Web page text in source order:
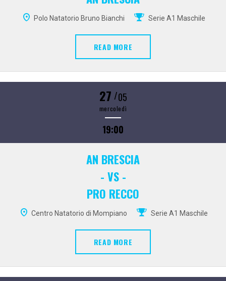
Polo Natatorio Bruno Bianchi Serie A1 Maschile
READ MORE
27 /05
mercoledì
19:00
AN BRESCIA
- VS -
PRO RECCO
Centro Natatorio di Mompiano Serie A1 Maschile
READ MORE